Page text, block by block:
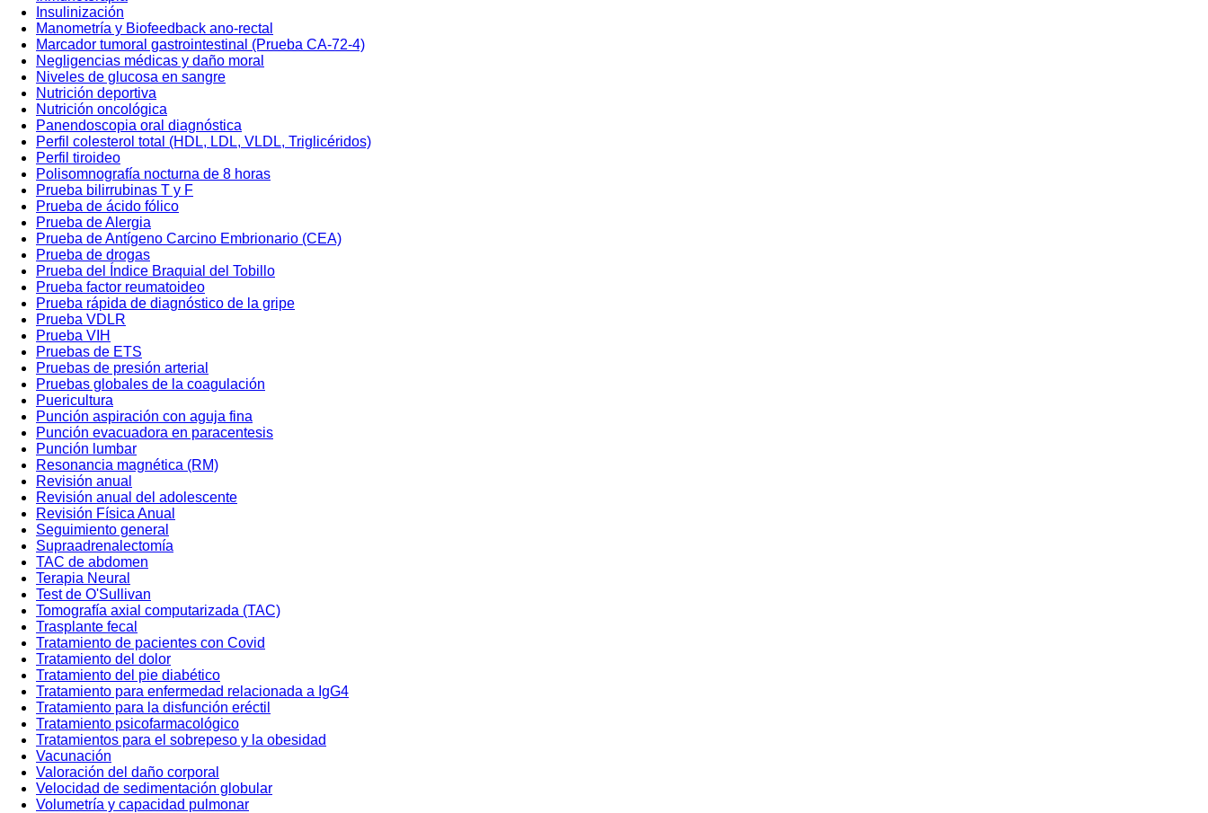
Insulinización
Manometría y Biofeedback ano-rectal
Marcador tumoral gastrointestinal (Prueba CA-72-4)
Negligencias médicas y daño moral
Niveles de glucosa en sangre
Nutrición deportiva
Nutrición oncológica
Panendoscopia oral diagnóstica
Perfil colesterol total (HDL, LDL, VLDL, Triglicéridos)
Perfil tiroideo
Polisomnografía nocturna de 8 horas
Prueba bilirrubinas T y F
Prueba de ácido fólico
Prueba de Alergia
Prueba de Antígeno Carcino Embrionario (CEA)
Prueba de drogas
Prueba del Índice Braquial del Tobillo
Prueba factor reumatoideo
Prueba rápida de diagnóstico de la gripe
Prueba VDLR
Prueba VIH
Pruebas de ETS
Pruebas de presión arterial
Pruebas globales de la coagulación
Puericultura
Punción aspiración con aguja fina
Punción evacuadora en paracentesis
Punción lumbar
Resonancia magnética (RM)
Revisión anual
Revisión anual del adolescente
Revisión Física Anual
Seguimiento general
Supraadrenalectomía
TAC de abdomen
Terapia Neural
Test de O'Sullivan
Tomografía axial computarizada (TAC)
Trasplante fecal
Tratamiento de pacientes con Covid
Tratamiento del dolor
Tratamiento del pie diabético
Tratamiento para enfermedad relacionada a IgG4
Tratamiento para la disfunción eréctil
Tratamiento psicofarmacológico
Tratamientos para el sobrepeso y la obesidad
Vacunación
Valoración del daño corporal
Velocidad de sedimentación globular
Volumetría y capacidad pulmonar